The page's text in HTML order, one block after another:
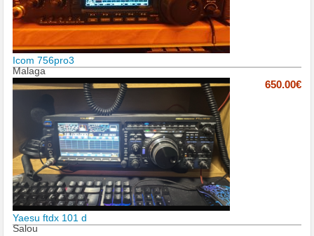
Icom 756pro3
Malaga
650.00€
Yaesu ftdx 101 d
Salou